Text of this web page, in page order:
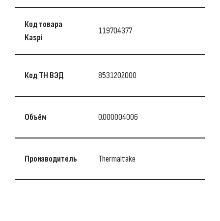
Код товара
Kaspi
119704377
Код ТН ВЭД 8531202000
Объём 0.000004006
Производитель Thermaltake